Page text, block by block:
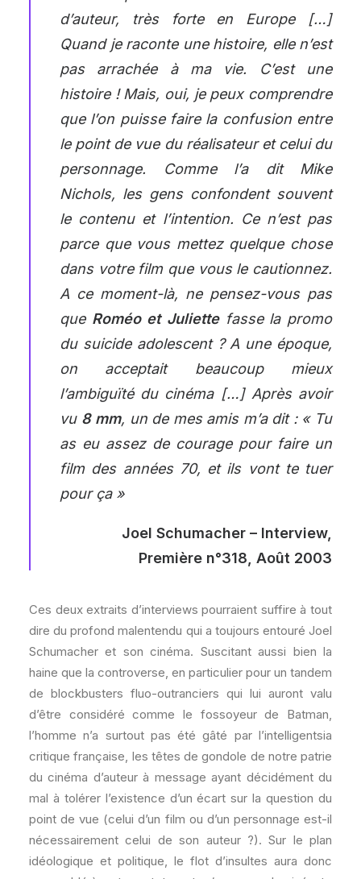
d’auteur, très forte en Europe […]
Quand je raconte une histoire, elle n’est
pas arrachée à ma vie. C’est une
histoire ! Mais, oui, je peux comprendre
que l’on puisse faire la confusion entre
le point de vue du réalisateur et celui du
personnage. Comme l’a dit Mike
Nichols, les gens confondent souvent
le contenu et l’intention. Ce n’est pas
parce que vous mettez quelque chose
dans votre film que vous le cautionnez.
A ce moment-là, ne pensez-vous pas
que Roméo et Juliettefasse la promo
du suicide adolescent ? A une époque,
on acceptait beaucoup mieux
l’ambiguïté du cinéma […] Après avoir
vu 8 mm, un de mes amis m’a dit : « Tu
as eu assez de courage pour faire un
film des années 70, et ils vont te tuer
pour ça »
Joel Schumacher – Interview,
Première n°318, Août 2003
Ces deux extraits d’interviews pourraient suffire à tout
dire du profond malentendu qui a toujours entouré Joel
Schumacher et son cinéma. Suscitant aussi bien la
haine que la controverse, en particulier pour un tandem
de blockbusters fluo-outranciers qui lui auront valu
d’être considéré comme le fossoyeur de Batman,
l’homme n’a surtout pas été gâté par l’intelligentsia
critique française, les têtes de gondole de notre patrie
du cinéma d’auteur à message ayant décidément du
mal à tolérer l’existence d’un écart sur la question du
point de vue (celui d’un film ou d’un personnage est-il
nécessairement celui de son auteur ?). Sur le plan
idéologique et politique, le flot d’insultes aura donc